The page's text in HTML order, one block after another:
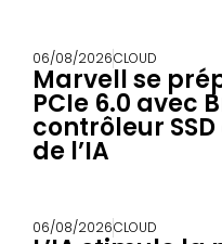
06/08/2026CLOUD
Marvell se
PCIe 6.0 avec
contrôleur
de l’IA
06/08/2026CLOUD